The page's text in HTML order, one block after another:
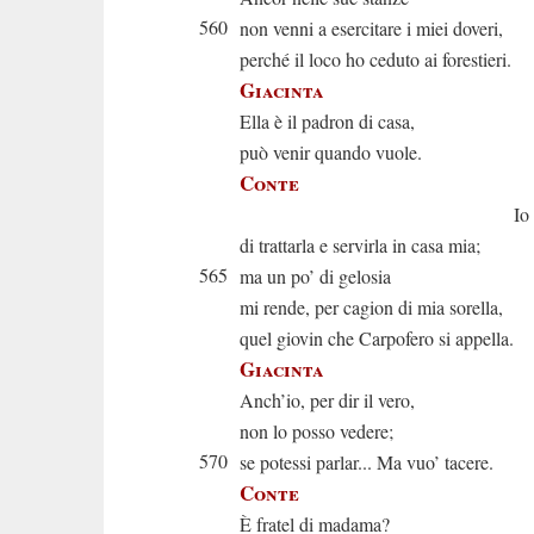
560 non venni a esercitare i miei doveri,
perché il loco ho ceduto ai forestieri.
Giacinta
Ella è il padron di casa,
può venir quando vuole.
Conte
Io son
di trattarla e servirla in casa mia;
565 ma un po’ di gelosia
mi rende, per cagion di mia sorella,
quel giovin che Carpofero si appella.
Giacinta
Anch’io, per dir il vero,
non lo posso vedere;
570 se potessi parlar... Ma vuo’ tacere.
Conte
È fratel di madama?